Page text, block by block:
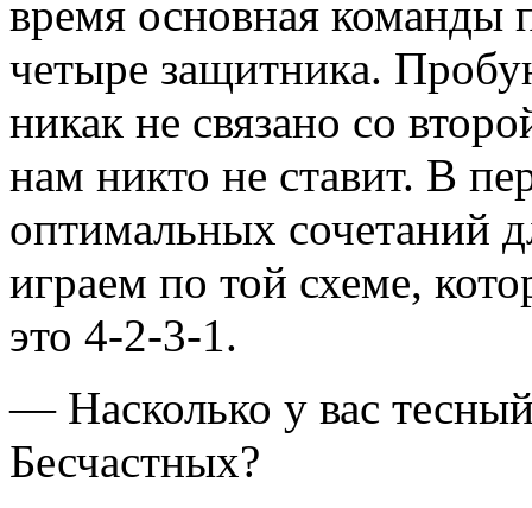
время основная команды
четыре защитника.
никак не связано со
нам никто не ставит. В
оптимальных сочетаний
играем по той схеме,
это 4-2-3-1.
— Насколько у вас
Бесчастных?